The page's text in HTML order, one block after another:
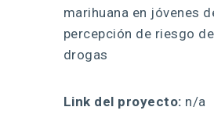
marihuana en jóvenes
percepción de riesgo
drogas
Link del proyecto: n/a